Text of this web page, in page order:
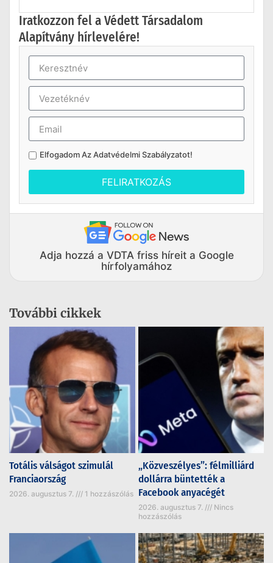
Iratkozzon fel a Védett Társadalom
Alapítvány hírlevelére!
Elfogadom AzAdatvédelmi Szabályzatot!
FELIRATKOZÁS
Adja hozzá a VDTA friss híreit a Google
hírfolyamához
További cikkek
Totális válságot szimulál
Franciaország
2026. augusztus 7. 1 hozzászólás
„Közveszélyes”: félmilliárd
dollárra büntették a
Facebook anyacégét
2026. augusztus 7.
Nincs
hozzászólás